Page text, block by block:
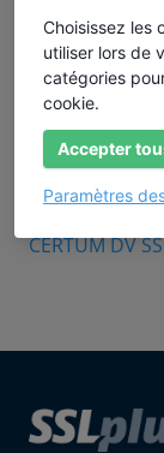
CERTUM OV
CERTUM OV
CERTUM
CERTUM OV
CERTUM DV
CERTUM DV
CERTUM DV
Choisissez les
utiliser lors de
catégories
cookie.
Accepter
Paramètres